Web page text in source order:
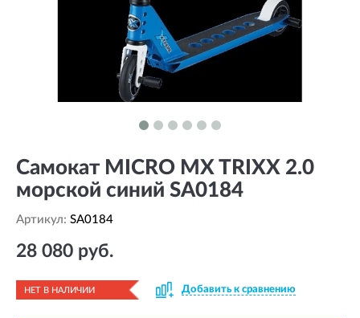
Самокат MICRO MX TRIXX 2.0
морской синий SA0184
Артикул: SA0184
28 080 руб.
НЕТ В НАЛИЧИИ Добавить к сравнению